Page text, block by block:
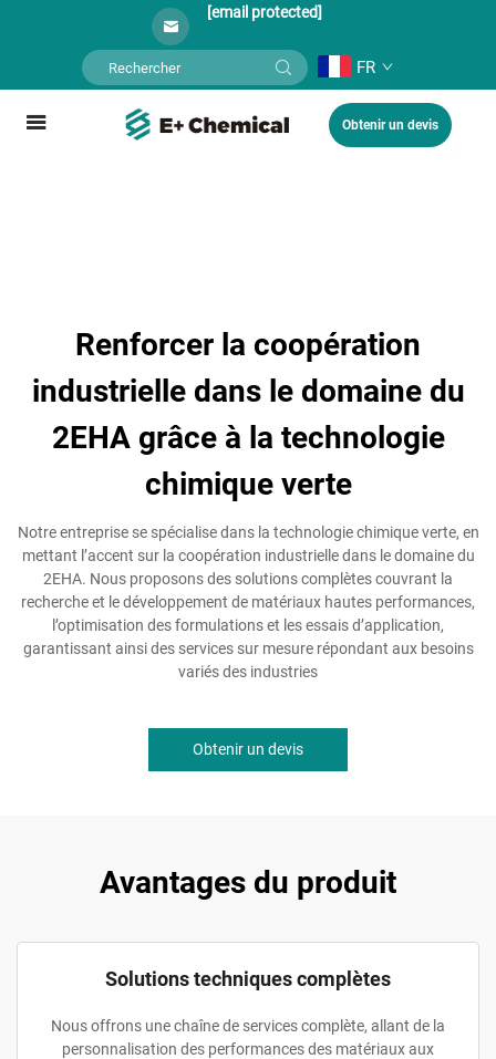
[email protected]
FR
Obtenir un devis
Renforcer la coopération
industrielle dans le domaine du
2EHA grâce à la technologie
chimique verte
Notre entreprise se spécialise dans la technologie chimique verte, en
mettant l’accent sur la coopération industrielle dans le domaine du
2EHA. Nous proposons des solutions complètes couvrant la
recherche et le développement de matériaux hautes performances,
l’optimisation des formulations et les essais d’application,
garantissant ainsi des services sur mesure répondant aux besoins
variés des industries
Obtenir un devis
Avantages du produit
Solutions techniques complètes
Nous offrons une chaîne de services complète, allant de la
personnalisation des performances des matériaux aux